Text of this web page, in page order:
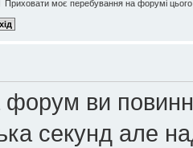
Приховати моє перебування на форумі
ви
секунд але